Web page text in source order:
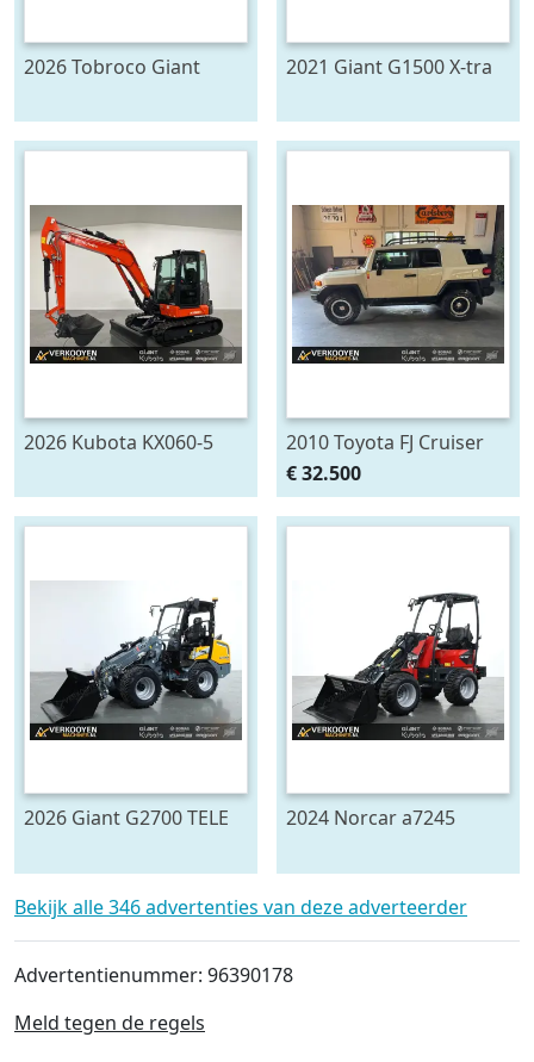
2026 Tobroco Giant
GA300 740ltr DV1597
2021 Giant G1500 X-tra
2026 Kubota KX060-5
2010 Toyota FJ Cruiser
Trail Teams 4.0i V6
VK10600
€ 32.500
2026 Giant G2700 TELE
2024 Norcar a7245
Bekijk alle 346 advertenties van deze adverteerder
Advertentienummer: 96390178
Meld tegen de regels